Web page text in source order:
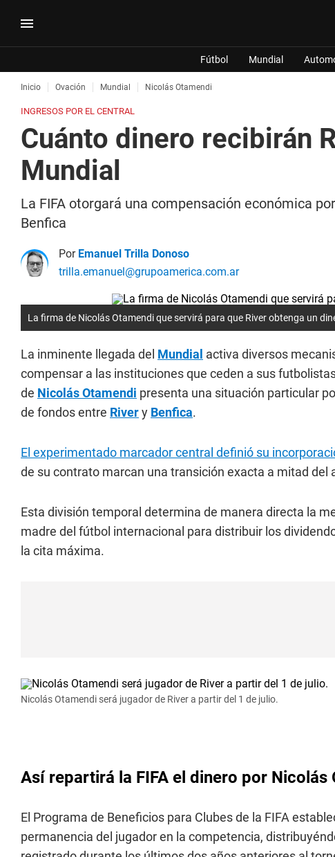
Fútbol Mundial
Inicio Ovación Mundial Nicolás Otamendi
INGRESOS POR EL CENTRAL
Cuánto dinero recibirán
Mundial
La FIFA otorgará una compensación económica
Benfica
Por Emanuel Trilla Donoso
trilla.emanuel@grupoamerica.com.ar
La firma de Nicolás Otamendi que servirá para que River obtenga un
La inminente llegada del Mundial activa diversos
compensar a las instituciones que ceden a sus
de Nicolás Otamendi presenta una situación particular
de fondos entre Rivery Benfica.
El experimentado marcador central definió su
de su contrato marcan una transición exacta a mitad del
Esta división temporal determina de manera directa la
madre del fútbol internacional para distribuir los
la cita máxima.
Nicolás Otamendi será jugador de River a partir del 1 de julio.
Así repartirá la FIFA el dinero por Nicolás
El Programa de Beneficios para Clubes de la FIFA
permanencia del jugador en la competencia,